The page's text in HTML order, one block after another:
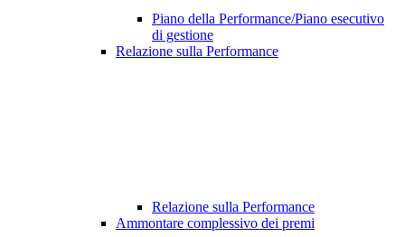
Piano della Performance/Piano esecutivo
di gestione
Relazione sulla Performance
Relazione sulla Performance
Ammontare complessivo dei premi